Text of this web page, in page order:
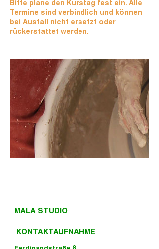
Bitte plane den Kurstag fest ein. Alle
Termine sind verbindlich und können
bei Ausfall nicht ersetzt oder
rückerstattet werden.
MALA STUDIO
KONTAKTAUFNAHME